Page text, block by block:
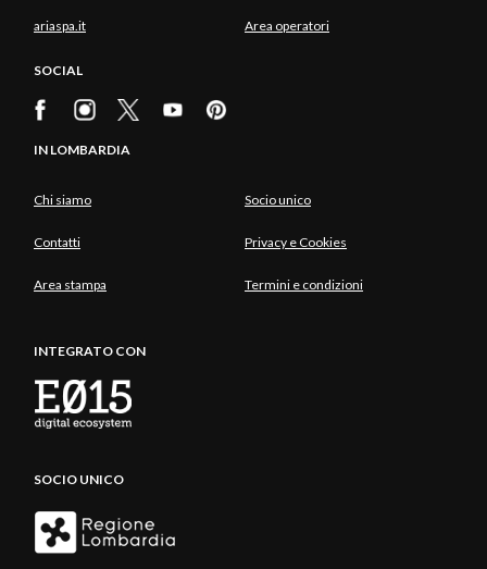
ariaspa.it Area operatori
SOCIAL
IN LOMBARDIA
Chi siamo Socio unico
Contatti Privacy e Cookies
Area stampa Termini e condizioni
INTEGRATO CON
SOCIO UNICO